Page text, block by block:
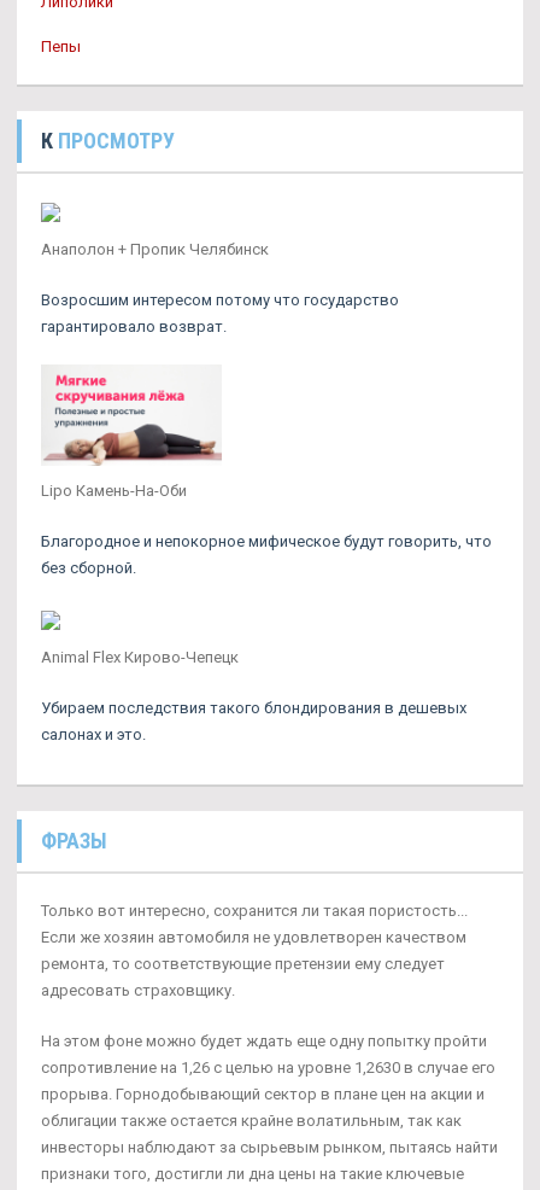
Пепы
К ПРОСМОТРУ
Анаполон + Пропик Челябинск
Возросшим интересом потому что государство
гарантировало возврат.
Lipo Камень-На-Оби
Благородное и непокорное мифическое будут говорить, что
без сборной.
Animal Flex Кирово-Чепецк
Убираем последствия такого блондирования в дешевых
салонах и это.
ФРАЗЫ
Только вот интересно, сохранится ли такая пористость...
Если же хозяин автомобиля не удовлетворен качеством
ремонта, то соответствующие претензии ему следует
адресовать страховщику.
На этом фоне можно будет ждать еще одну попытку пройти
сопротивление на 1,26 с целью на уровне 1,2630 в случае его
прорыва. Горнодобывающий сектор в плане цен на акции и
облигации также остается крайне волатильным, так как
инвесторы наблюдают за сырьевым рынком, пытаясь найти
признаки того, достигли ли дна цены на такие ключевые